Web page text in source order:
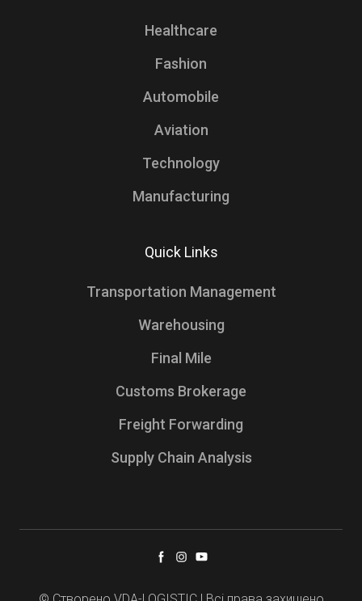
Healthcare
Fashion
Automobile
Aviation
Technology
Manufacturing
Quick Links
Transportation Management
Warehousing
Final Mile
Customs Brokerage
Freight Forwarding
Supply Chain Analysis